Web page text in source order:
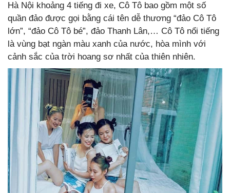
Hà Nội khoảng 4 tiếng đi xe, Cô Tô bao gồm một số
quần đảo được gọi bằng cái tên dễ thương “đảo Cô Tô
lớn”, “đảo Cô Tô bé”, đảo Thanh Lân,… Cô Tô nổi tiếng
là vùng bạt ngàn màu xanh của nước, hòa mình với
cảnh sắc của trời hoang sơ nhất của thiên nhiên.